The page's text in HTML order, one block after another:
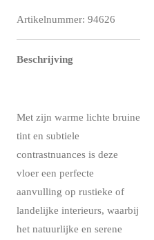
Artikelnummer: 94626
Beschrijving
Met zijn warme lichte bruine
tint en subtiele
contrastnuances is deze
vloer een perfecte
aanvulling op rustieke of
landelijke interieurs, waarbij
het natuurlijke en serene